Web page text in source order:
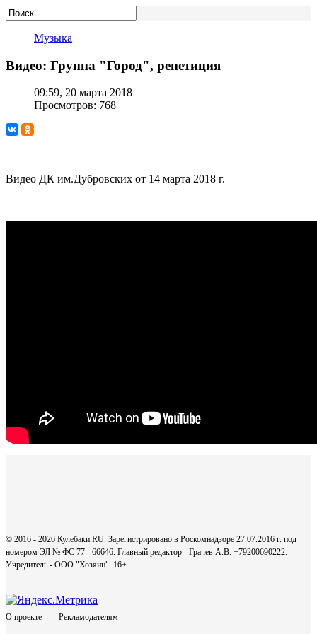
Музыка
Видео: Группа "Город", репетиция
09:59, 20 марта 2018
Просмотров: 768
Видео ДК им.Дубровских от 14 марта 2018 г.
© 2016 - 2026 Кулебаки.RU. Зарегистрировано в Роскомнадзоре 27.07.2016 г. под
номером ЭЛ № ФС 77 - 66646. Главный редактор - Грачев А.В. +79200690222.
Учредитель - ООО "Хозяин". 16+
О проекте Рекламодателям